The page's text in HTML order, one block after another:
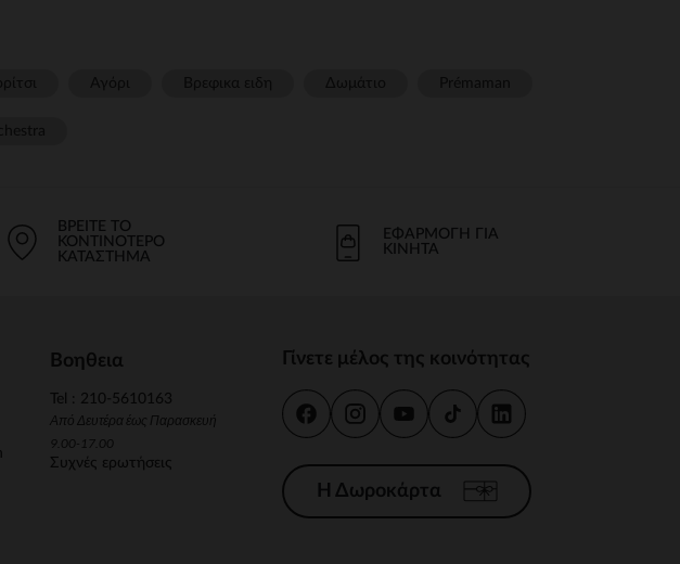
ΒΡΕΊΤΕ ΤΟ
ΚΟΝΤΙΝΌΤΕΡΟ
ΚΑΤΆΣΤΗΜΑ
ΕΦΑΡΜΟΓΉ ΓΙΑ
ΚΙΝΗΤΆ
Βοηθεια
Tel : 210-5610163
Από Δευτέρα έως Παρασκευή
9.00-17.00
Συχνές ερωτήσεις
Γίνετε μέλος της κοινότητας
Η Δωροκάρτα